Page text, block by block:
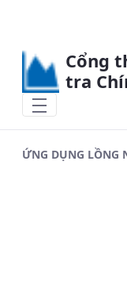
Cổng
tra
ỨNG DỤNG LỒNG